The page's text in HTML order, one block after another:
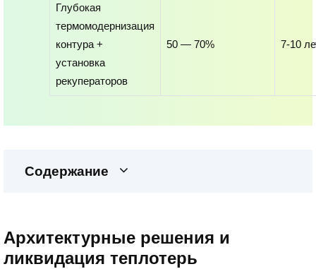
Глубокая
термомодернизация
контура +
установка
рекуператоров
50 — 70% 7-10
Содержание
Архитектурные решения и
ликвидация теплотерь